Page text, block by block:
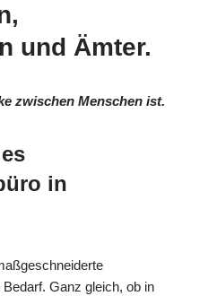
und Ämter.
zwischen Menschen ist.
in
Ganz gleich, ob in